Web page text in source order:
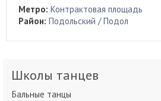
Метро: Контрактовая площадь
Район: Подольский / Подол
Школы танцев
Бальные танцы